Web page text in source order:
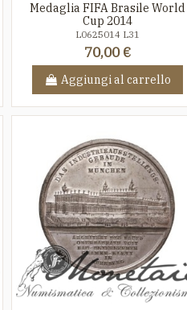
Medaglia FIFA Brasile World
Cup 2014
L0625014 L31
70,00 €
Aggiungi al carrello